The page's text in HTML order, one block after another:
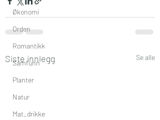
Økonomi
Orden
Romantikk
Samfunn
Planter
Natur
Mat_drikke
Siste innlegg Se alle